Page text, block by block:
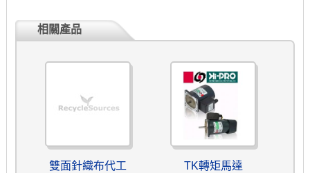
相關產品
雙面針織布代工 TK轉矩馬達